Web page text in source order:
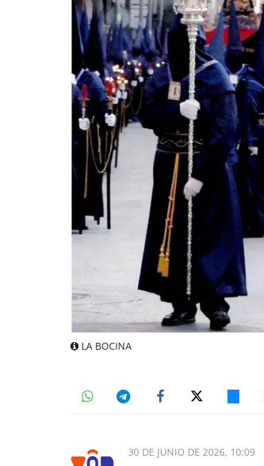
LA BOCINA
30 DE JUNIO DE 2026, 10:09